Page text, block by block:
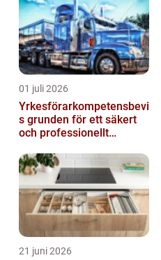
01 juli 2026
Yrkesförarkompetensbevi
s grunden för ett säkert
och professionellt
21 juni 2026